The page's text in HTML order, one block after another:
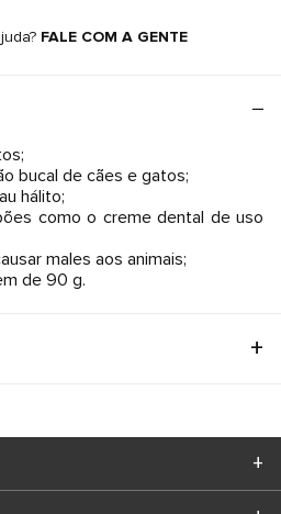
FALE COM A GENTE
bucal de cães e gatos;
hálito;
como o creme dental de uso
males aos animais;
de 90 g.